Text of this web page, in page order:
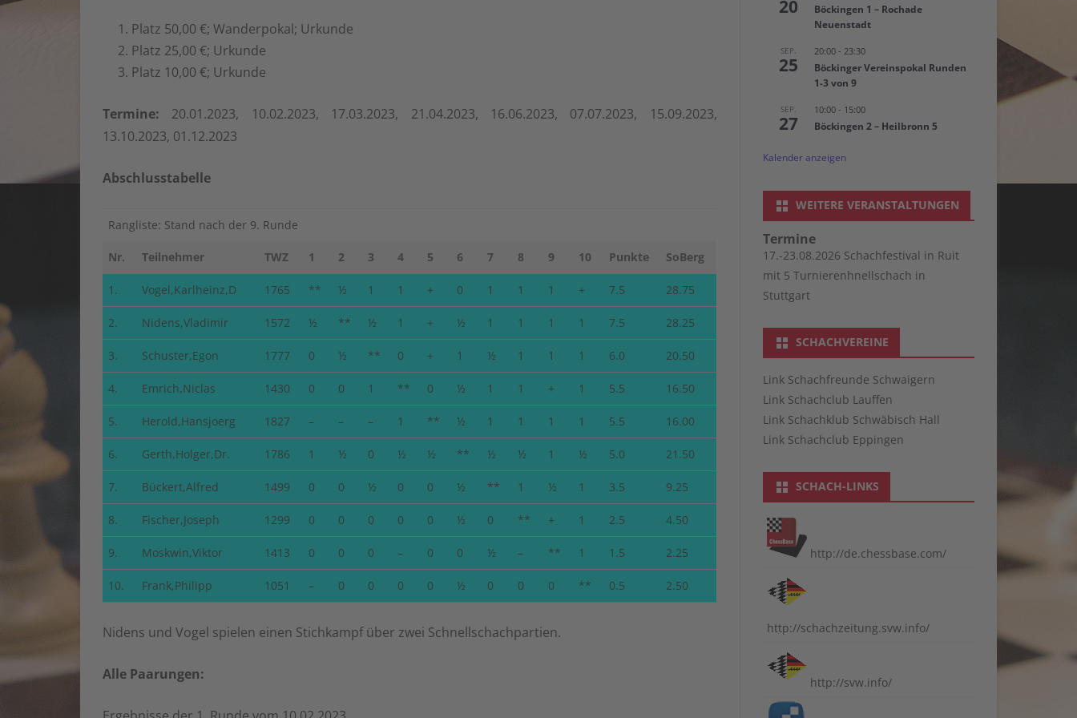
CHESS960
SOMMERTURNIER 2022
CHESS960 MEISTERSCHAFT 2021
Platz 50,00 €; Wanderpokal; Urkunde
Platz 25,00 €; Urkunde
Platz 10,00 €; Urkunde
Termine: 20.01.2023, 10.02.2023, 17.03.2023, 21.04.2023, 16.06.2023, 07.07.2023, 15.09.2023,
13.10.2023, 01.12.2023
Abschlusstabelle
Rangliste: Stand nach der 9. Runde
Nr. Teilnehmer TWZ 1 2 3 4 5 6 7 8 9 10 Punkte SoBerg
1. Vogel,Karlheinz,D 1765 ** ½ 1 1 + 0 1 1 1 + 7.5 28.75
2. Nidens,Vladimir 1572 ½ ** ½ 1 + ½ 1 1 1 1 7.5 28.25
3. Schuster,Egon 1777 0 ½ ** 0 + 1 ½ 1 1 1 6.0 20.50
4. Emrich,Niclas 1430 0 0 1 ** 0 ½ 1 1 + 1 5.5 16.50
5. Herold,Hansjoerg 1827 – – – 1 ** ½ 1 1 1 1 5.5 16.00
6. Gerth,Holger,Dr. 1786 1 ½ 0 ½ ½ ** ½ ½ 1 ½ 5.0 21.50
7. Bückert,Alfred 1499 0 0 ½ 0 0 ½ ** 1 ½ 1 3.5 9.25
8. Fischer,Joseph 1299 0 0 0 0 0 ½ 0 ** + 1 2.5 4.50
9. Moskwin,Viktor 1413 0 0 0 – 0 0 ½ – ** 1 1.5 2.25
10. Frank,Philipp 1051 – 0 0 0 0 ½ 0 0 0 ** 0.5 2.50
Nidens und Vogel spielen einen Stichkampf über zwei Schnellschachpartien.
Alle Paarungen:
20
Böckingen 1 – Rochade
Neuenstadt
SEP.
25
20:00- 23:30
Böckinger Vereinspokal Runden
1-3 von 9
SEP.
27
10:00- 15:00
Böckingen 2 – Heilbronn 5
Kalender anzeigen
WEITERE VERANSTALTUNGEN
Termine
17.-23.08.2026 Schachfestival in Ruit
mit 5 Turnierenhnellschach in
Stuttgart
SCHACHVEREINE
Link Schachfreunde Schwaigern
Link Schachclub Lauffen
Link Schachklub Schwäbisch Hall
Link Schachclub Eppingen
SCHACH-LINKS
http://de.chessbase.com/
http://schachzeitung.svw.info/
http://svw.info/